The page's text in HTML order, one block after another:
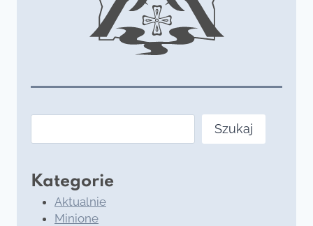
Szukaj
Kategorie
Aktualnie
Minione